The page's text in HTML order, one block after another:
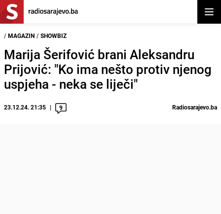
/ MAGAZIN / SHOWBIZ
Marija Šerifović brani Aleksandru
Prijović: "Ko ima nešto protiv njenog
uspjeha - neka se liječi"
23.12.24. 21:35 9 Radiosarajevo.ba